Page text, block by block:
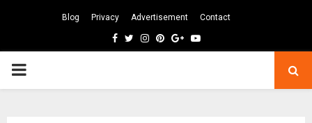
Blog Privacy Advertisement Contact
Facebook
TwitterInstagram
Pinterest
GoogleYoutube
PRIMARY